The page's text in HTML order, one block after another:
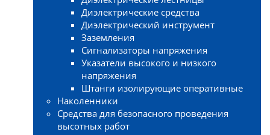
Диэлектрические средства
Диэлектрический инструмент
Заземления
Сигнализаторы напряжения
Указатели высокого и низкого
напряжения
Штанги изолирующие оперативные
Наколенники
Средства для безопасного проведения
высотных работ